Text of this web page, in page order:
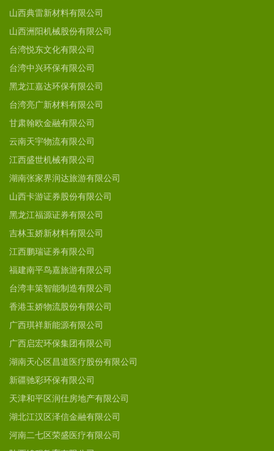
山西典雷新材料有限公司
山西洲阳机械股份有限公司
台湾悦东文化有限公司
台湾中兴环保有限公司
黑龙江嘉达环保有限公司
台湾亮广新材料有限公司
甘肃翰欧金融有限公司
云南天宇物流有限公司
江西盛世机械有限公司
湖南张家界润达旅游有限公司
山西卡游证券股份有限公司
黑龙江福源证券有限公司
吉林玉娇新材料有限公司
江西鹏瑞证券有限公司
福建南平鸟嘉旅游有限公司
台湾丰策智能制造有限公司
香港玉娇物流股份有限公司
广西琪祥新能源有限公司
广西启宏环保集团有限公司
湖南天心区昌道医疗股份有限公司
新疆驰彩环保有限公司
天津和平区润仕房地产有限公司
湖北江汉区泽信金融有限公司
河南二七区荣盛医疗有限公司